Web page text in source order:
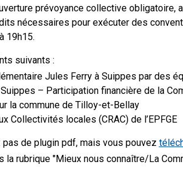
prévoyance collective obligatoire,
nécessaires pour exécuter des
19h15.
suivants :
Jules Ferry à Suippes par des
– Participation financière de la
la commune de Tilloy-et-Bellay
Collectivités locales (CRAC) de l’EPFGE
pas de plugin pdf, mais vous pouvez
rubrique "Mieux nous connaître/La